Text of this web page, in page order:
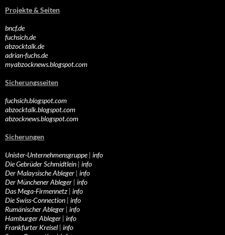
Projekte & Seiten
bncf.de
fuchsich.de
abzocktalk.de
adrian-fuchs.de
myabzocknews.blogspot.com
Sicherungsseiten
fuchsich.blogspot.com
abzocktalk.blogspot.com
abzocknews.blogspot.com
Sicherungen
Unister-Unternehmensgruppe| info
Die Gebrüder Schmidtlein | info
Der Malaysische Ableger | info
Der Münchener Ableger | info
Das Mega-Firmennetz | info
Die Swiss-Connection | info
Rumänischer Ableger | info
Hamburger Ableger | info
Frankfurter Kreisel | info